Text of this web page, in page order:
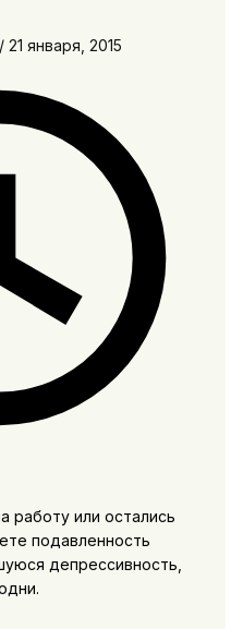
/ 21 января, 2015
работу или остались
подавленность
депрессивность,